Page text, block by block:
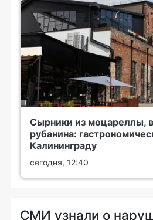
Сырники из моцареллы,
рубанина:
Калининграду
сегодня, 12:40
СМИ узнали о